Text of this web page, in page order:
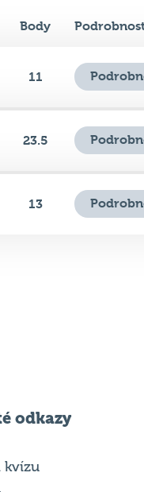
Body
11
23.5
13
odkazy
kvízu